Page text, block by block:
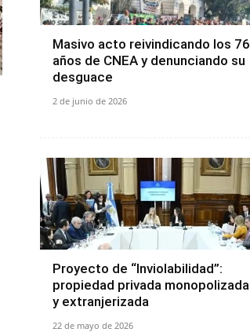
Masivo acto reivindicando los 76
años de CNEA y denunciando su
desguace
2 de junio de 2026
Proyecto de “Inviolabilidad”:
propiedad privada monopolizada
y extranjerizada
22 de mayo de 2026